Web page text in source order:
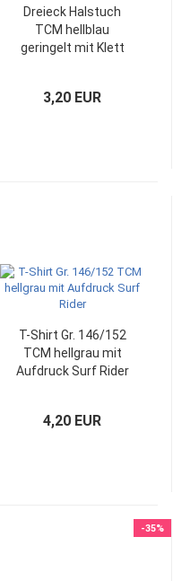
Dreieck Halstuch
TCM hellblau
geringelt mit Klett
3,20 EUR
T-Shirt Gr. 146/152
TCM hellgrau mit
Aufdruck Surf Rider
4,20 EUR
-35%